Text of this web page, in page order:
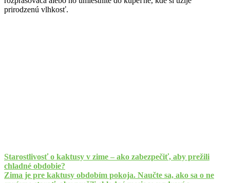
prirodzenú vlhkosť.
Starostlivosť o kaktusy v zime – ako zabezpečiť, aby prežili
chladné obdobie?
Zima je pre kaktusy obdobím pokoja. Naučte sa, ako sa o ne